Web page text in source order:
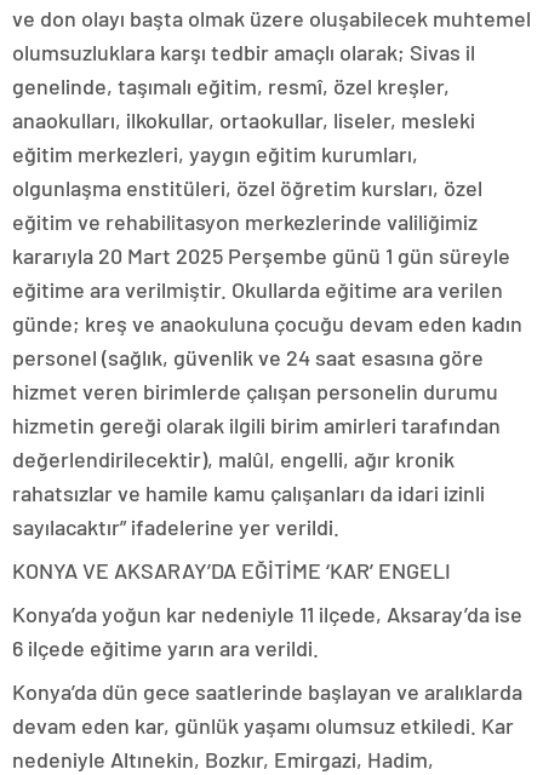
ve don olayı başta olmak üzere oluşabilecek muhtemel
olumsuzluklara karşı tedbir amaçlı olarak; Sivas il
genelinde, taşımalı eğitim, resmî, özel kreşler,
anaokulları, ilkokullar, ortaokullar, liseler, mesleki
eğitim merkezleri, yaygın eğitim kurumları,
olgunlaşma enstitüleri, özel öğretim kursları, özel
eğitim ve rehabilitasyon merkezlerinde valiliğimiz
kararıyla 20 Mart 2025 Perşembe günü 1 gün süreyle
eğitime ara verilmiştir. Okullarda eğitime ara verilen
günde; kreş ve anaokuluna çocuğu devam eden kadın
personel (sağlık, güvenlik ve 24 saat esasına göre
hizmet veren birimlerde çalışan personelin durumu
hizmetin gereği olarak ilgili birim amirleri tarafından
değerlendirilecektir), malûl, engelli, ağır kronik
rahatsızlar ve hamile kamu çalışanları da idari izinli
sayılacaktır” ifadelerine yer verildi.
KONYA VE AKSARAY’DA EĞİTİME ‘KAR’ ENGELI
Konya’da yoğun kar nedeniyle 11 ilçede, Aksaray’da ise
6 ilçede eğitime yarın ara verildi.
Konya’da dün gece saatlerinde başlayan ve aralıklarda
devam eden kar, günlük yaşamı olumsuz etkiledi. Kar
nedeniyle Altınekin, Bozkır, Emirgazi, Hadim,